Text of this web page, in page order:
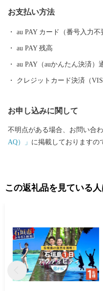
「ひかりかがやき、たくまし
お支払い方法
au PAY カード（番号入力不
au PAY 残高
au PAY（auかんたん決済）
クレジットカード決済（
お申し込みに関して
不明点がある場合、お問い合
AQ）」 に掲載しておりますの
この返礼品を見ている